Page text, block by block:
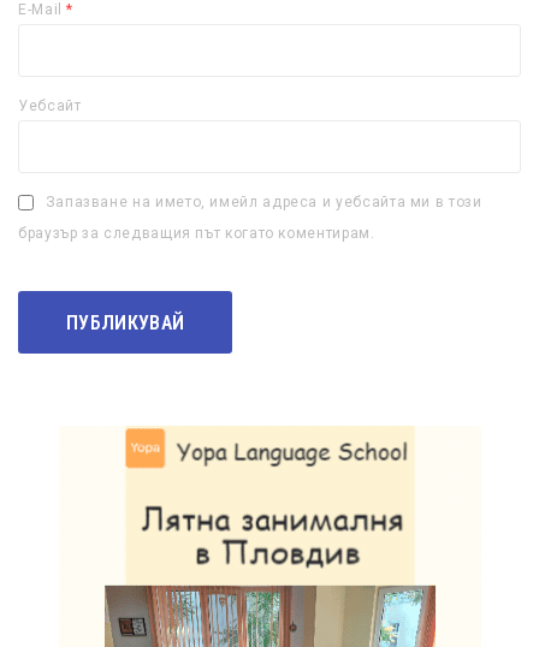
E-Mail*
Уебсайт
Запазване на името, имейл адреса и уебсайта ми в този
браузър за следващия път когато коментирам.